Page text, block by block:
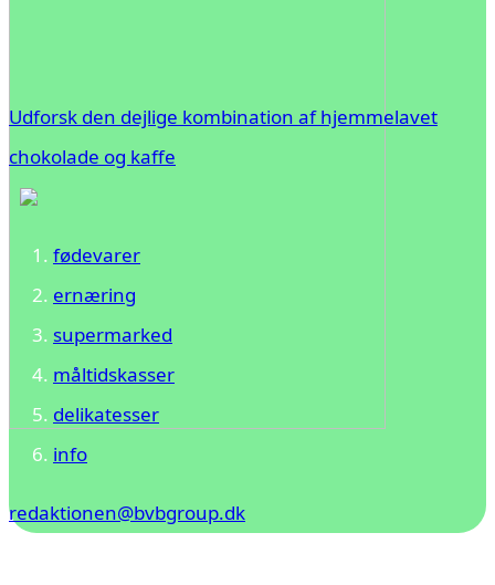
Udforsk den dejlige kombination af hjemmelavet
chokolade og kaffe
fødevarer
ernæring
supermarked
måltidskasser
delikatesser
info
redaktionen@bvbgroup.dk